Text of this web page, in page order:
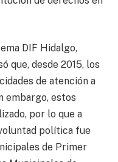
DIF Hidalgo,
que, desde 2015, los
de atención a
embargo, estos
por lo que a
política fue
de Primer